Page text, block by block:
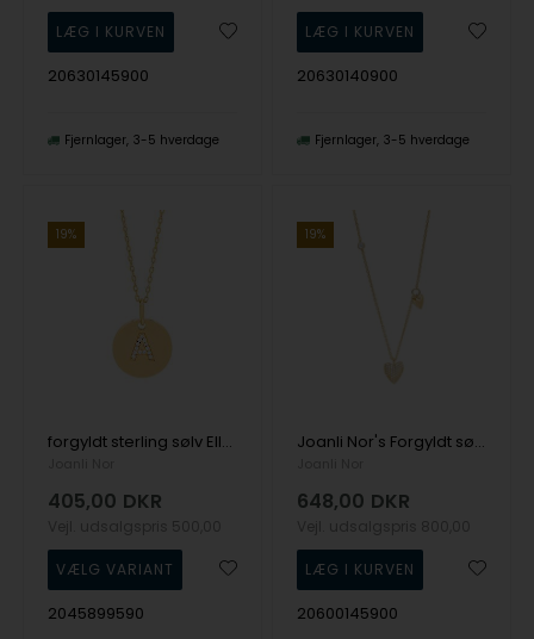
20630145900
Fjernlager 3-5 hverdage
20630140900
Fjernlager 3-5 hverdage
19%
forgyldt sterling sølv EllaNor Vedhæng med kæde med blank overflade fra Joanli Nor
405,00 DKR
2045899590
19%
Joanli Nor's Forgyldt sølv halskæde small RISANOR
648,00 DKR
20600145900